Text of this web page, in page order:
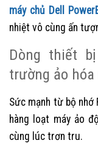
máy chủ Dell
nhiệt vô cùng ấn
Dòng thiết
trường ảo hóa
Sức mạnh từ bộ nhớ
hàng loạt máy ảo
cùng lúc trơn tru.